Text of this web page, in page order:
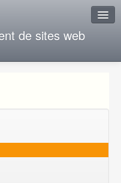
de sites web